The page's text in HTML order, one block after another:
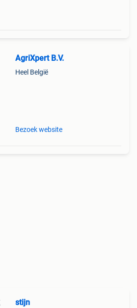
AgriXpert B.V.
Heel België
Bezoek website
stijn